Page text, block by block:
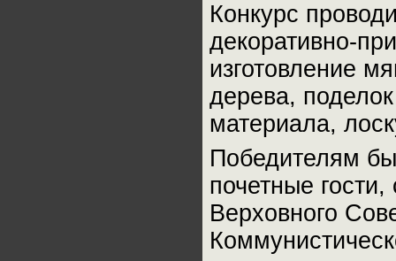
Конкурс
декоративно-
изготовление
дерева,
материала,
Победителям
почетные
Верховного